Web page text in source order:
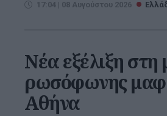
17:04 | 08 Αυγούστου 2026
Νέα εξέλιξη
ρωσόφωνης
Αθήνα